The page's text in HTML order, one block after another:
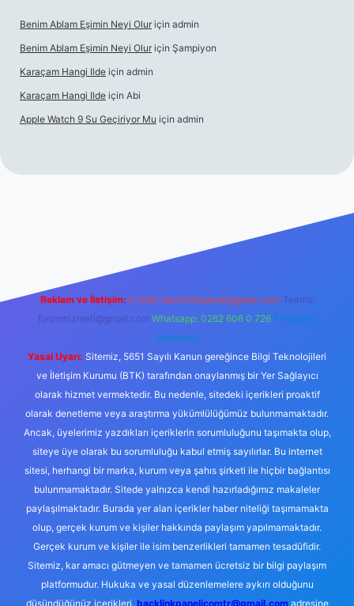
Benim Ablam Eşimin Neyi Olur için admin
Benim Ablam Eşimin Neyi Olur için Şampiyon
Karaçam Hangi Ilde için admin
Karaçam Hangi Ilde için Abi
Apple Watch 9 Su Geçiriyor Mu için admin
Reklam ve İletişim: E-mail: backlinkpaneli@gmail.com Teams:
forumhizmeti@gmail.com Whatsapp: 0262 606 0 726 Telegram:
@karabul
Yasal Uyarı: Sitemiz, 5651 Sayılı Kanun gereğince Bilgi Teknolojileri
ve İletişim Kurumu (BTK) tarafından onaylanmış bir Yer Sağlayıcı
olarak hizmet vermektedir. Bu nedenle, sitedeki içerikleri proaktif
olarak denetleme veya araştırma yükümlülüğümüz bulunmamaktadır.
Ancak, üyelerimiz yazdıkları içeriklerin sorumluluğunu taşımakta olup,
siteye üye olarak bu sorumluluğu kabul etmiş sayılırlar. Bu internet
sitesi, herhangi bir marka, kurum veya şahıs şirketi ile hiçbir bağlantısı
bulunmamaktadır. Sitede yalnızca kendi hazırladığımız makaleler
paylaşılmaktadır. Burada yer alan içerikler haber niteliği taşımamakta
olup, gerçek kurum ve kişiler hakkında paylaşım yapılmamaktadır.
Gerçek kurum ve kişiler ile isim benzerlikleri tamamen tesadüfidir.
Sitemiz, kar amacı gütmeyen ve tamamen ücretsiz bir bilgi paylaşım
platformudur. Hukuka ve yasal düzenlemelere aykırı olduğunu
düşündüğünüz içerikleri, backlinkpanelicomtr@gmail.comadresine